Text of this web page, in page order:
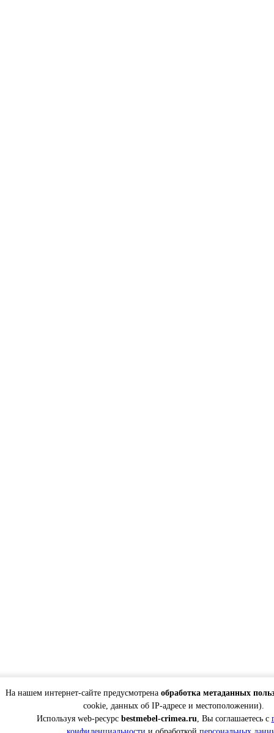
На нашем интернет-сайте предусмотрена обработка метаданных
cookie, данных об IP-адресе и местоположении).
Используя web-ресурс bestmebel-crimea.ru, Вы соглашаетесь с